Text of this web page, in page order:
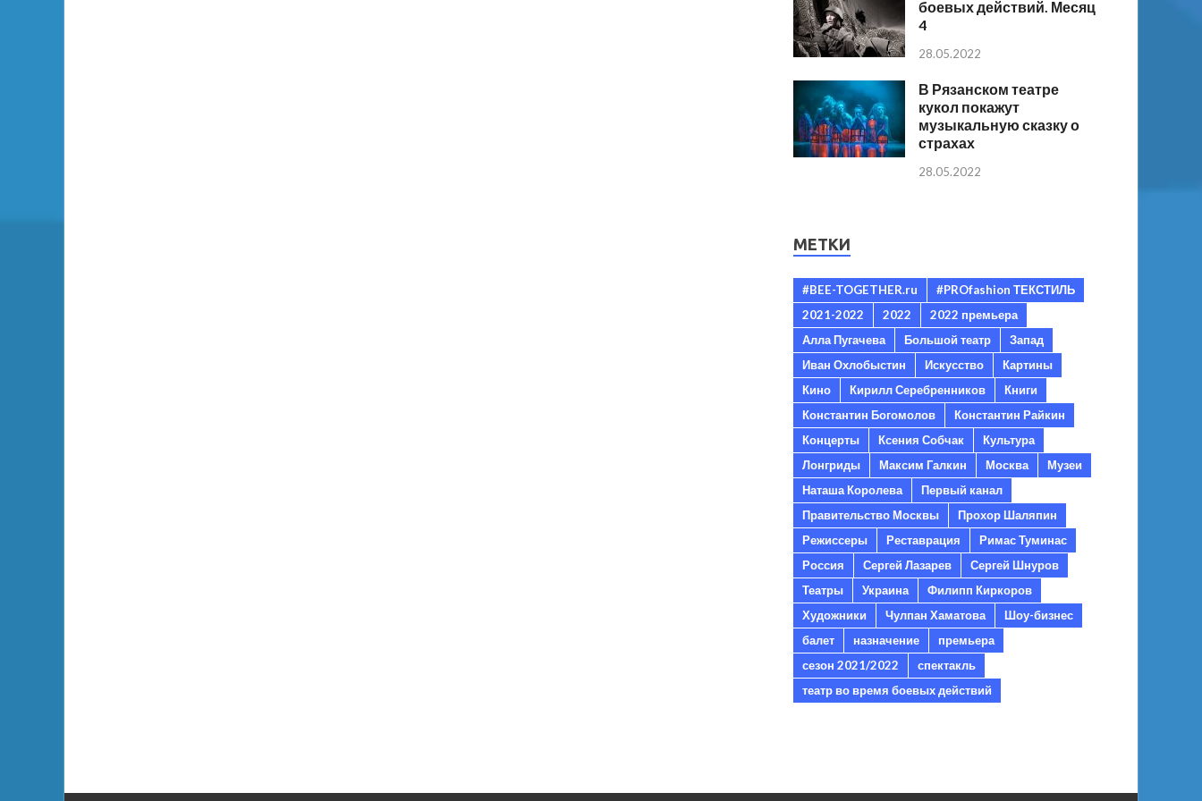
боевых действий. Месяц
4
28.05.2022
В Рязанском театре
кукол покажут
музыкальную сказку о
страхах
28.05.2022
МЕТКИ
#BEE-TOGETHER.ru
#PROfashion ТЕКСТИЛЬ
2021-2022
2022
2022 премьера
Алла Пугачева
Большой театр
Запад
Иван Охлобыстин
Искусство
Картины
Кино
Кирилл Серебренников
Книги
Константин Богомолов
Константин Райкин
Концерты
Ксения Собчак
Культура
Лонгриды
Максим Галкин Москва
Музеи
Наташа Королева
Первый канал
Правительство Москвы
Прохор Шаляпин
Режиссеры
Реставрация
Римас Туминас
Россия
Сергей Лазарев
Сергей Шнуров
Театры
Украина
Филипп Киркоров
Художники
Чулпан Хаматова
Шоу-бизнес
балет
назначение
премьера
сезон 2021/2022
спектакль
театр во время боевых действий